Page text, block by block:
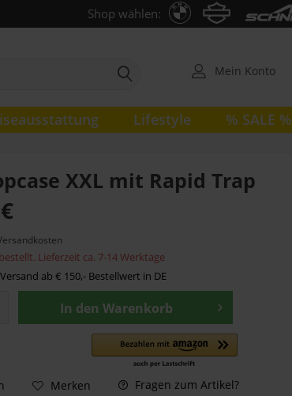
Shop wählen:
Mein Konto
Lifestyle % SALE %
XXL mit Rapid Trap
Lieferzeit ca. 7-14 Werktage
ab € 150,- Bestellwert in DE
In den Warenkorb
Merken
Fragen zum Artikel?